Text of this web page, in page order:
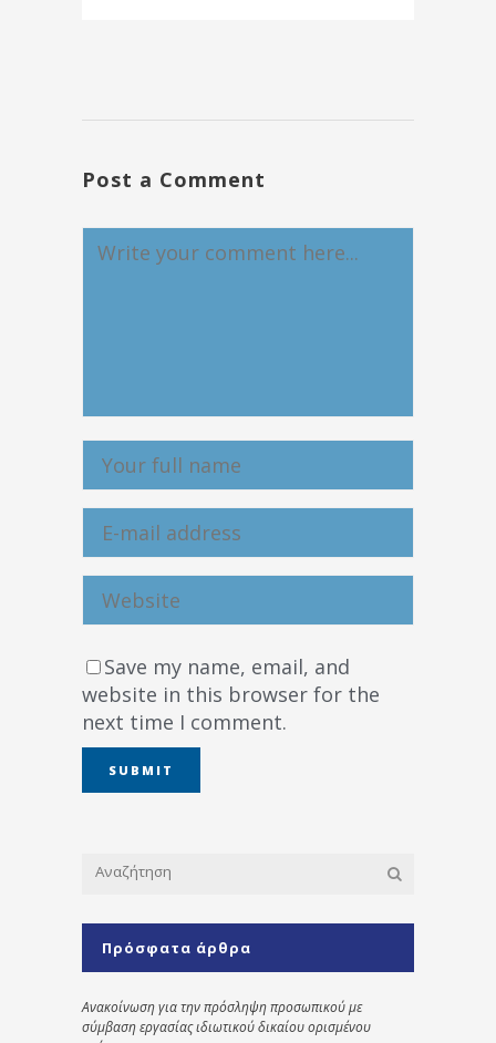
Post a Comment
Save my name, email, and
website in this browser for the
next time I comment.
Πρόσφατα άρθρα
Ανακοίνωση για την πρόσληψη προσωπικού με
σύμβαση εργασίας ιδιωτικού δικαίου ορισμένου